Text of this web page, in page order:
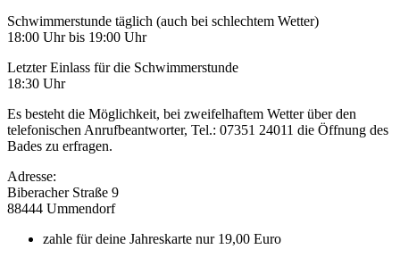
Schwimmerstunde täglich (auch bei schlechtem Wetter)
18:00 Uhr bis 19:00 Uhr
Letzter Einlass für die Schwimmerstunde
18:30 Uhr
Es besteht die Möglichkeit, bei zweifelhaftem Wetter über den
telefonischen Anrufbeantworter, Tel.: 07351 24011 die Öffnung des
Bades zu erfragen.
Adresse:
Biberacher Straße 9
88444 Ummendorf
zahle für deine Jahreskarte nur 19,00 Euro